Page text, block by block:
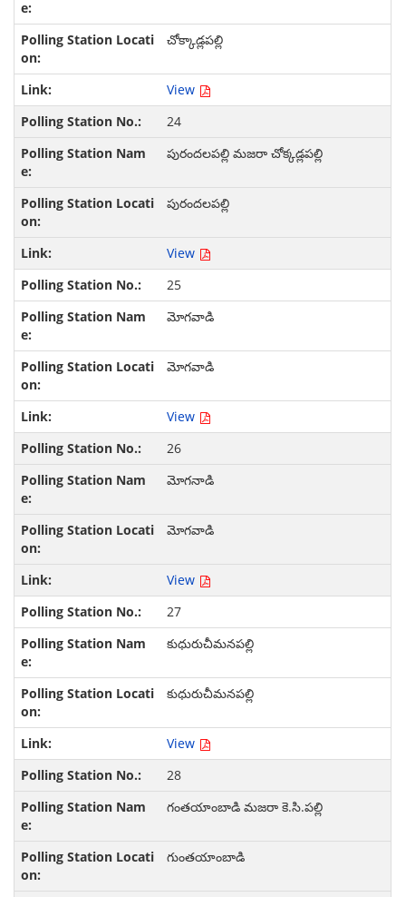
చోక్కాడ్లపల్లి
View
24
పురందలపల్లి మజరా చోక్కడ్లపల్లి
పురందలపల్లి
View
25
మోగవాడి
మోగవాడి
View
26
మోగనాడి
మోగవాడి
View
27
కుధురుచీమనపల్లి
కుధురుచీమనపల్లి
View
28
గంతయాంబాడి మజరా కె.సి.పల్లి
గుంతయాంబాడి